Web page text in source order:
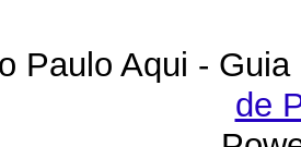
Paulo Aqui -
de